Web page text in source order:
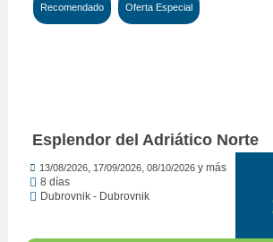
Recomendado Oferta Especial
Esplendor del Adriático Norte
13/08/2026 17/09/2026 08/10/2026 y más
8 días
Dubrovnik - Dubrovnik